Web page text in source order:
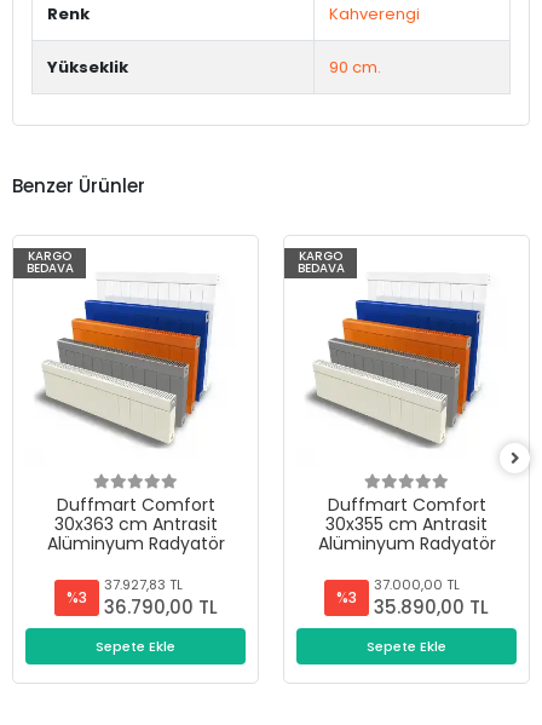
Renk Kahverengi
Yükseklik 90 cm.
Benzer Ürünler
KARGO
BEDAVA
Duffmart Comfort
30x363 cm Antrasit
Alüminyum Radyatör
%3
37.927,83 TL
36.790,00 TL
Sepete Ekle
KARGO
BEDAVA
Duffmart Comfort
30x355 cm Antrasit
Alüminyum Radyatör
%3
37.000,00 TL
35.890,00 TL
Sepete Ekle